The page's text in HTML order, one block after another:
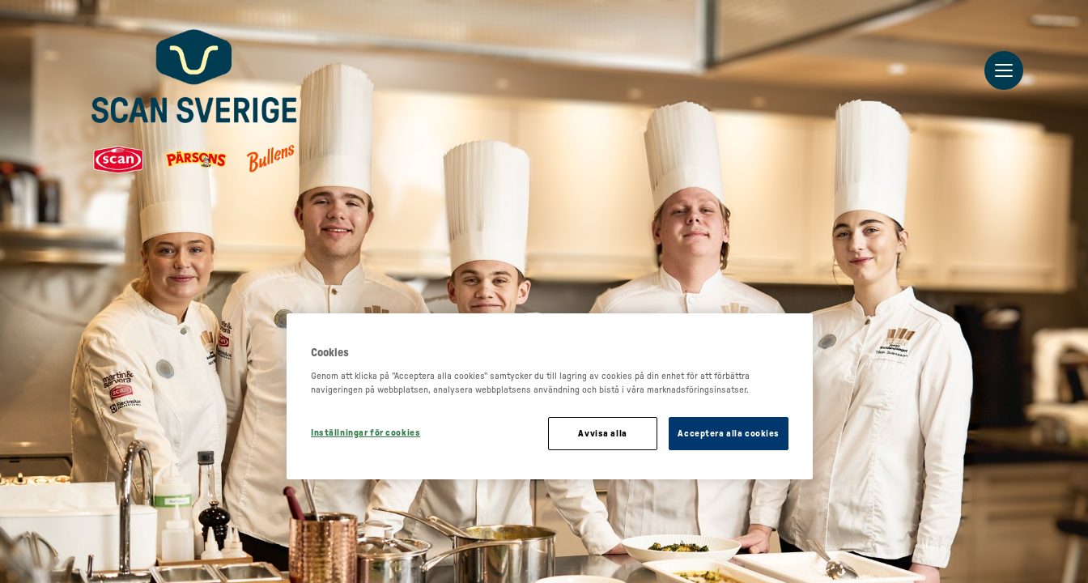
Cookies
Genom att klicka på "Acceptera alla cookies" samtycker du till lagring av cookies på din enhet för att förbättra
navigeringen på webbplatsen, analysera webbplatsens användning och bistå i våra marknadsföringsinsatser.
Inställningar för cookies Avvisa alla Acceptera alla cookies